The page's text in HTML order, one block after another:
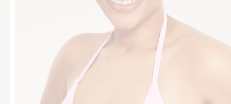
Klubowiczu darmowa dostawa od 150 zł